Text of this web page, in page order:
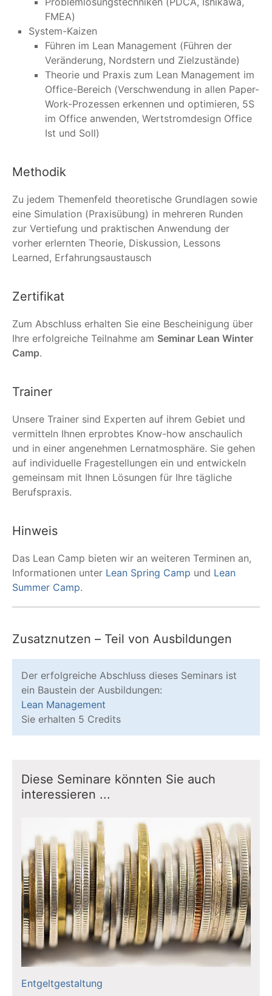
FMEA)
System-Kaizen
Führen im Lean Management (Führen der
Veränderung, Nordstern und Zielzustände)
Theorie und Praxis zum Lean Management im
Office-Bereich (Verschwendung in allen Paper-
Work-Prozessen erkennen und optimieren, 5S
im Office anwenden, Wertstromdesign Office
Ist und Soll)
Methodik
Zu jedem Themenfeld theoretische Grundlagen sowie
eine Simulation (Praxisübung) in mehreren Runden
zur Vertiefung und praktischen Anwendung der
vorher erlernten Theorie, Diskussion, Lessons
Learned, Erfahrungsaustausch
Zertifikat
Zum Abschluss erhalten Sie eine Bescheinigung über
Ihre erfolgreiche Teilnahme am Seminar Lean Winter
Camp.
Trainer
Unsere Trainer sind Experten auf ihrem Gebiet und
vermitteln Ihnen erprobtes Know-how anschaulich
und in einer angenehmen Lernatmosphäre. Sie gehen
auf individuelle Fragestellungen ein und entwickeln
gemeinsam mit Ihnen Lösungen für Ihre tägliche
Berufspraxis.
Hinweis
Das Lean Camp bieten wir an weiteren Terminen an,
Informationen unter Lean Spring Camp und Lean
Summer Camp.
Zusatznutzen – Teil von Ausbildungen
Der erfolgreiche Abschluss dieses Seminars ist
ein Baustein der Ausbildungen:
Lean Management
Sie erhalten 5 Credits
Diese Seminare könnten Sie auch
interessieren ...
Entgeltgestaltung